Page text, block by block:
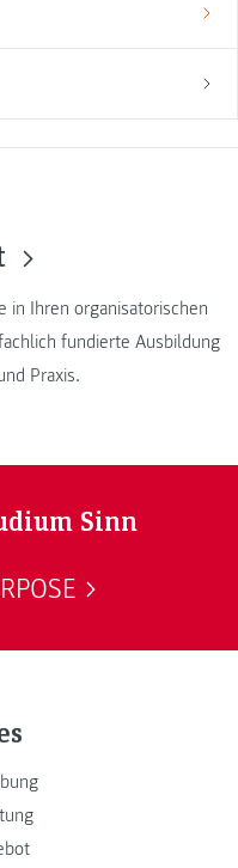
in Ihren organisatorischen
fundierte Ausbildung
Praxis.
Sinn